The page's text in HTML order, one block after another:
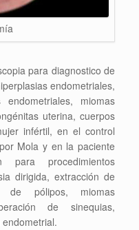
para diagnostico de
endometriales,
miomas
uterina, cuerpos
infértil, en el control
Mola y en la paciente
para procedimientos
dirigida, extracción de
de pólipos, miomas
de sinequias,